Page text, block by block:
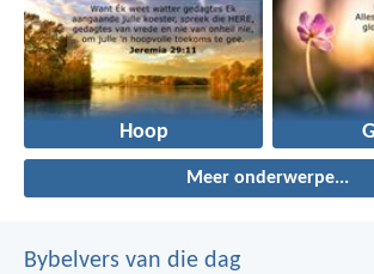
Hoop
Meer onderwerpe...
Bybelvers van die dag